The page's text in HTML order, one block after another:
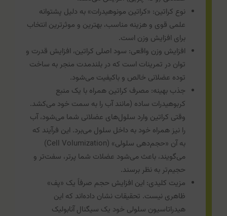
نوع کراتین: «کراتین مونوهیدرات» به دلیل پشتوانه
علمی قوی و هزینه مناسب، بهترین و موثرترین انتخاب
برای افزایش وزن است.
افزایش وزن واقعی: سود اصلی کراتین، افزایش قدرت و
توان در تمرینات است که در بلندمدت منجر به ساخت
توده عضلانی خالص و باکیفیت می‌شود.
جذب بهینه: مصرف کراتین همراه با یک منبع
کربوهیدرات ساده (مانند آب را به سمت خود می‌کشد.
وقتی کراتین وارد سلول‌های عضلانی شما می‌شود، آب
را نیز همراه خود به داخل سلول می‌برد. این فرآیند که
به آن «حجم‌دهی سلولی» (Cell Volumization)
می‌گویند، باعث می‌شود عضلات شما پرتر، سفت‌تر و
حجیم‌تر به نظر برسند.
مزیت کلیدی: این افزایش حجم صرفاً یک «پف»
ظاهری نیست. تحقیقات نشان داده‌اند که این
هیدراتاسیون سلولی خود یک سیگنال آنابولیک